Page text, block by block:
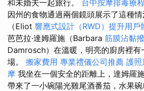
和未婚夫一起旅行。 台中按摩排毒療
因州的食物通過兩個鏡頭展示了這種情
（Eliot 響應式設計（RWD）提升用戶
芭芭拉·達姆羅施（Barbara 筋膜沾黏
Damrosch）在溫暖，明亮的廚房裡有
場。 搬家費用 專業禮儀公司推薦 護照
摩 我坐在一個安全的距離上，達姆羅
帶來了一小碗陽光雞尾酒番茄，水果碗